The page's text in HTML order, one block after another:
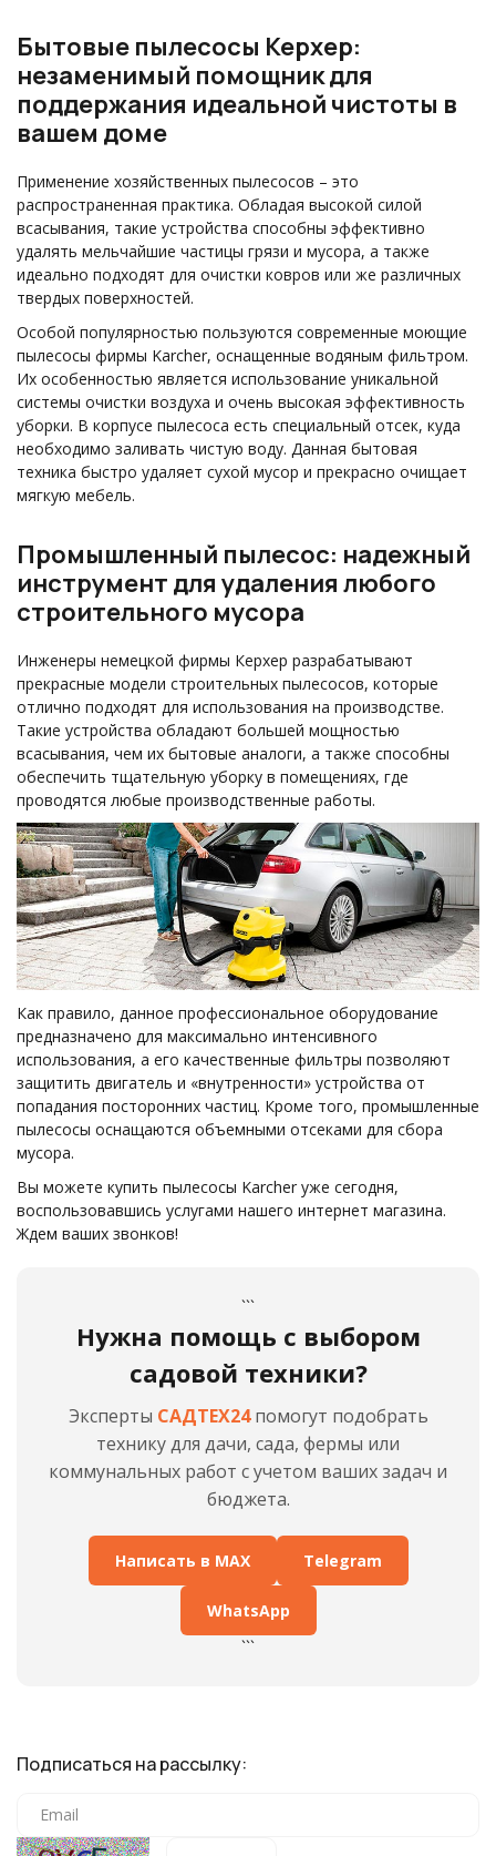
Бытовые пылесосы Керхер:
незаменимый помощник для
поддержания идеальной чистоты в
вашем доме
Применение хозяйственных пылесосов – это
распространенная практика. Обладая высокой силой
всасывания, такие устройства способны эффективно
удалять мельчайшие частицы грязи и мусора, а также
идеально подходят для очистки ковров или же различных
твердых поверхностей.
Особой популярностью пользуются современные моющие
пылесосы фирмы Karcher, оснащенные водяным фильтром.
Их особенностью является использование уникальной
системы очистки воздуха и очень высокая эффективность
уборки. В корпусе пылесоса есть специальный отсек, куда
необходимо заливать чистую воду. Данная бытовая
техника быстро удаляет сухой мусор и прекрасно очищает
мягкую мебель.
Промышленный пылесос: надежный
инструмент для удаления любого
строительного мусора
Инженеры немецкой фирмы Керхер разрабатывают
прекрасные модели строительных пылесосов, которые
отлично подходят для использования на производстве.
Такие устройства обладают большей мощностью
всасывания, чем их бытовые аналоги, а также способны
обеспечить тщательную уборку в помещениях, где
проводятся любые производственные работы.
Как правило, данное профессиональное оборудование
предназначено для максимально интенсивного
использования, а его качественные фильтры позволяют
защитить двигатель и «внутренности» устройства от
попадания посторонних частиц. Кроме того, промышленные
пылесосы оснащаются объемными отсеками для сбора
мусора.
Вы можете купить пылесосы Karcher уже сегодня,
воспользовавшись услугами нашего интернет магазина.
Ждем ваших звонков!
```
Нужна помощь с выбором
садовой техники?
Эксперты САДТЕХ24помогут подобрать
технику для дачи, сада, фермы или
коммунальных работ с учетом ваших задач и
бюджета.
Написать в MAX Telegram
WhatsApp
```
Подписаться на рассылку: